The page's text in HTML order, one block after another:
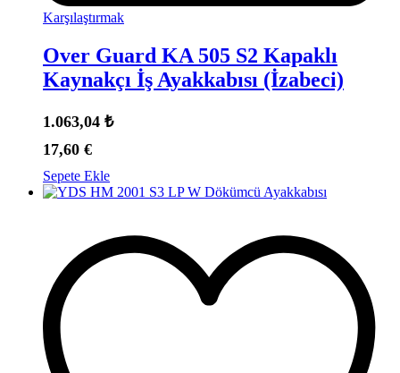
Karşılaştırmak
Over Guard KA 505 S2 Kapaklı
Kaynakçı İş Ayakkabısı (İzabeci)
1.063,04 ₺
17,60 €
Sepete Ekle